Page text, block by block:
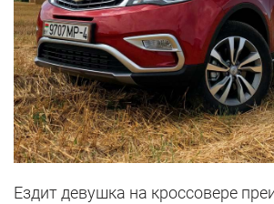
Ездит девушка на кроссовере